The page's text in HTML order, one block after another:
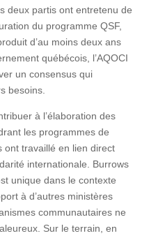
deux partis ont entretenu de
du programme QSF,
d’au moins deux ans
québécois, l’AQOCI
un consensus qui
besoins.
à l’élaboration des
les programmes de
ont travaillé en lien direct
internationale. Burrows
unique dans le contexte
à d’autres ministères
communautaires ne
Sur le terrain, en